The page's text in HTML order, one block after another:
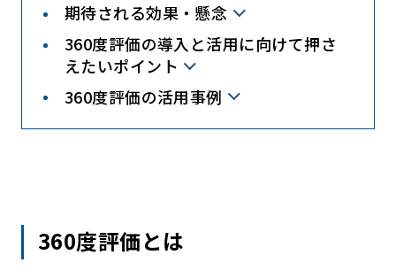
期待される効果・懸念
360度評価の導入と活用に向けて押さ
えたいポイント
360度評価の活用事例
360度評価とは